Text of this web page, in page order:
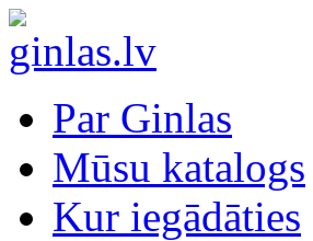
Par Ginlas
Mūsu katalogs
Kur iegādāties